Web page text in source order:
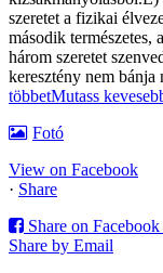
szeretet a fizikai
második természetes,
három szeretet
keresztény nem bánja
többetMutass
Fotó
View on Facebook
· Share
Share on Facebook
Share by Email